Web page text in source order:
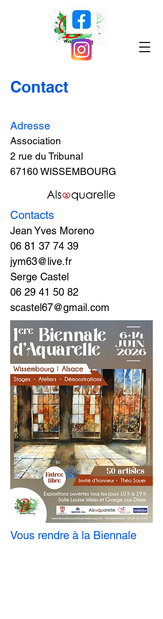
Contact
Adresse
Association
2 rue du Tribunal
67160 WISSEMBOURG
Contacts
Jean Yves Moreno
06 81 37 74 39
jym63@live.fr
Serge Castel
06 29 41 50 82
scastel67@gmail.com
Vous rendre à la Biennale